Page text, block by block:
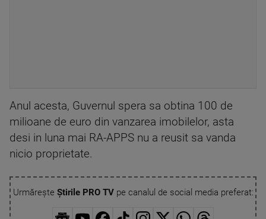
Anul acesta, Guvernul spera sa obtina 100 de
milioane de euro din vanzarea imobilelor, asta
desi in luna mai RA-APPS nu a reusit sa vanda
nicio proprietate.
Urmărește Știrile PRO TVpe canalul de social media preferat: